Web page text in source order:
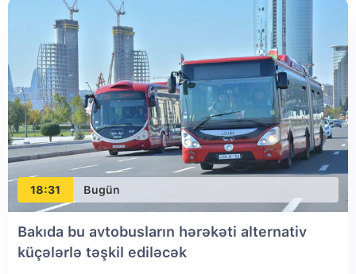
18:31 Bugün
Bakıda bu avtobusların hərəkəti alternativ
küçələrlə təşkil ediləcək